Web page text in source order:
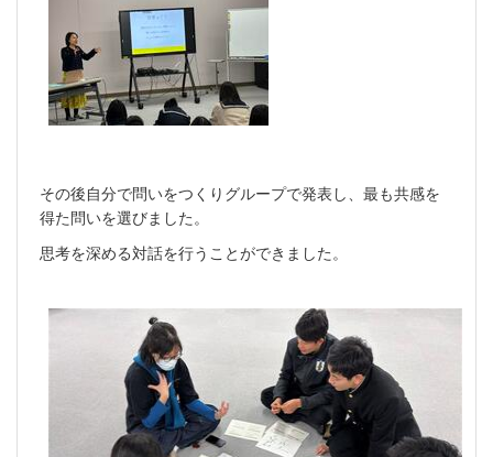
その後自分で問いをつくりグループで発表し、最も共感を
得た問いを選びました。
思考を深める対話を行うことができました。